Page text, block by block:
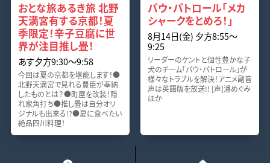
おとな旅あるき旅 北野
天満宮有する京都！夏
季限定！辛子豆腐に世
界が注目推し畳！
あす夕方9:30～9:58
今回は夏の京都を堪能します！●
北野天満宮で見れる豊臣が奉納
したものとは？●町屋を改装！隠
れ家角打ち●推し畳は自分オリ
ジナルも出来る!?●夏に食べたい
絶品四川料理！
パウ・パトロール「メカ
シャークをとめろ！」
8月14日(金) 夕方8:55～
9:25
リーダーのケントと個性豊かな子
犬のチーム「パウ・パトロール」が
様々なトラブルを解決！アニメ副音
声は英語版を放送!! [声]潘めぐみ
ほか